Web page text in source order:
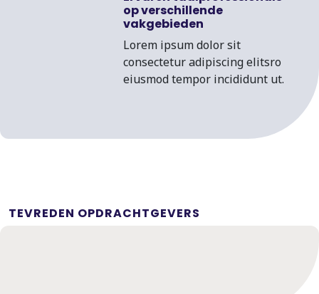
op verschillende
vakgebieden
Lorem ipsum dolor sit
consectetur adipiscing elitsro
eiusmod tempor incididunt ut.
TEVREDEN OPDRACHTGEVERS